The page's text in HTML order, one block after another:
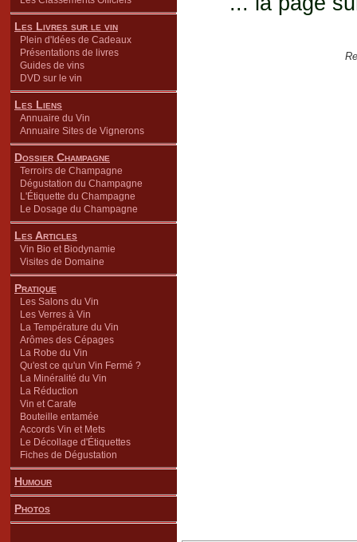
Les Livres sur le vin
Plein d'Idées de Cadeaux
Présentations de livres
Guides de vins
DVD sur le vin
Les Liens
Annuaire du Vin
Annuaire Sites de Vignerons
Dossier Champagne
Terroirs de Champagne
Dégustation du Champagne
L'Étiquette du Champagne
Le Dosage du Champagne
Les Articles
Vin Bio et Biodynamie
Visites de Domaine
Pratique
Les Salons du Vin
Les Verres à Vin
La Température du Vin
Arômes des Cépages
La Robe du Vin
Qu'est ce qu'un Vin Fermé ?
La Minéralité du Vin
La Réduction
Vin et Carafe
Bouteille entamée
Accords Vin et Mets
Le Décollage d'Étiquettes
Fiches de Dégustation
Humour
Photos